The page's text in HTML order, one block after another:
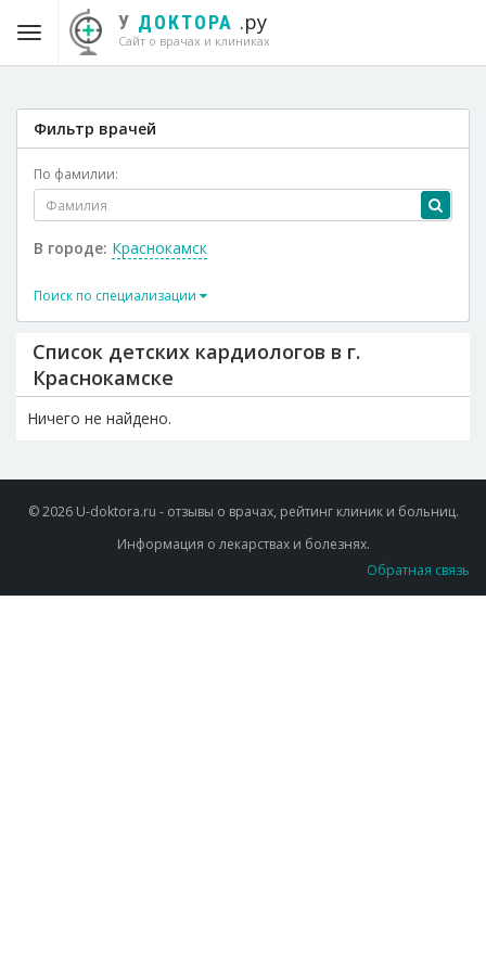
У ДОКТОРА .ру
Сайт о врачах и клиниках
Фильтр врачей
По фамилии:
В городе: Краснокамск
Поиск по специализации
Список детских кардиологов в г.
Краснокамске
Ничего не найдено.
© 2026 U-doktora.ru - отзывы о врачах, рейтинг клиник и больниц.
Информация о лекарствах и болезнях.
Обратная связь